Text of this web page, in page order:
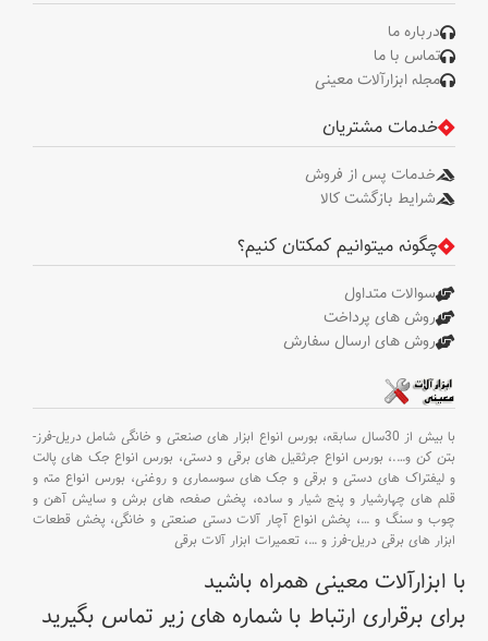
درباره ما
تماس با ما
مجله ابزارآلات معینی
خدمات مشتریان
خدمات پس از فروش
شرایط بازگشت کالا
چگونه میتوانیم کمکتان کنیم؟
سوالات متداول
روش های پرداخت
روش های ارسال سفارش
با بیش از 30سال سابقه،
بورس انواع ابزار های صنعتی و خانگی شامل دریل-فرز-
بتن کن و….، بورس انواع جرثقیل های برقی و دستی، بورس انواع جک های پالت
و لیفتراک های دستی و برقی و جک های سوسماری و روغنی، بورس انواع مته و
قلم های چهارشیار و پنج شیار و ساده، پخش صفحه های برش و سایش آهن و
چوب و سنگ و …، پخش انواع آچار آلات دستی صنعتی و خانگی، پخش قطعات
ابزار های برقی دریل-فرز و …، تعمیرات ابزار آلات برقی
با ابزارآلات معینی همراه باشید
برای برقراری ارتباط با شماره های زیر تماس بگیرید